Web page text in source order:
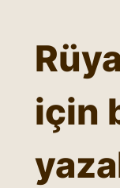
için